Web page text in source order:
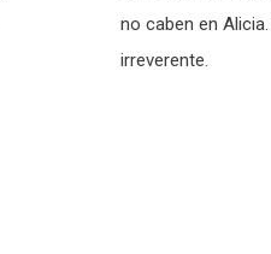
no caben en
irreverente.